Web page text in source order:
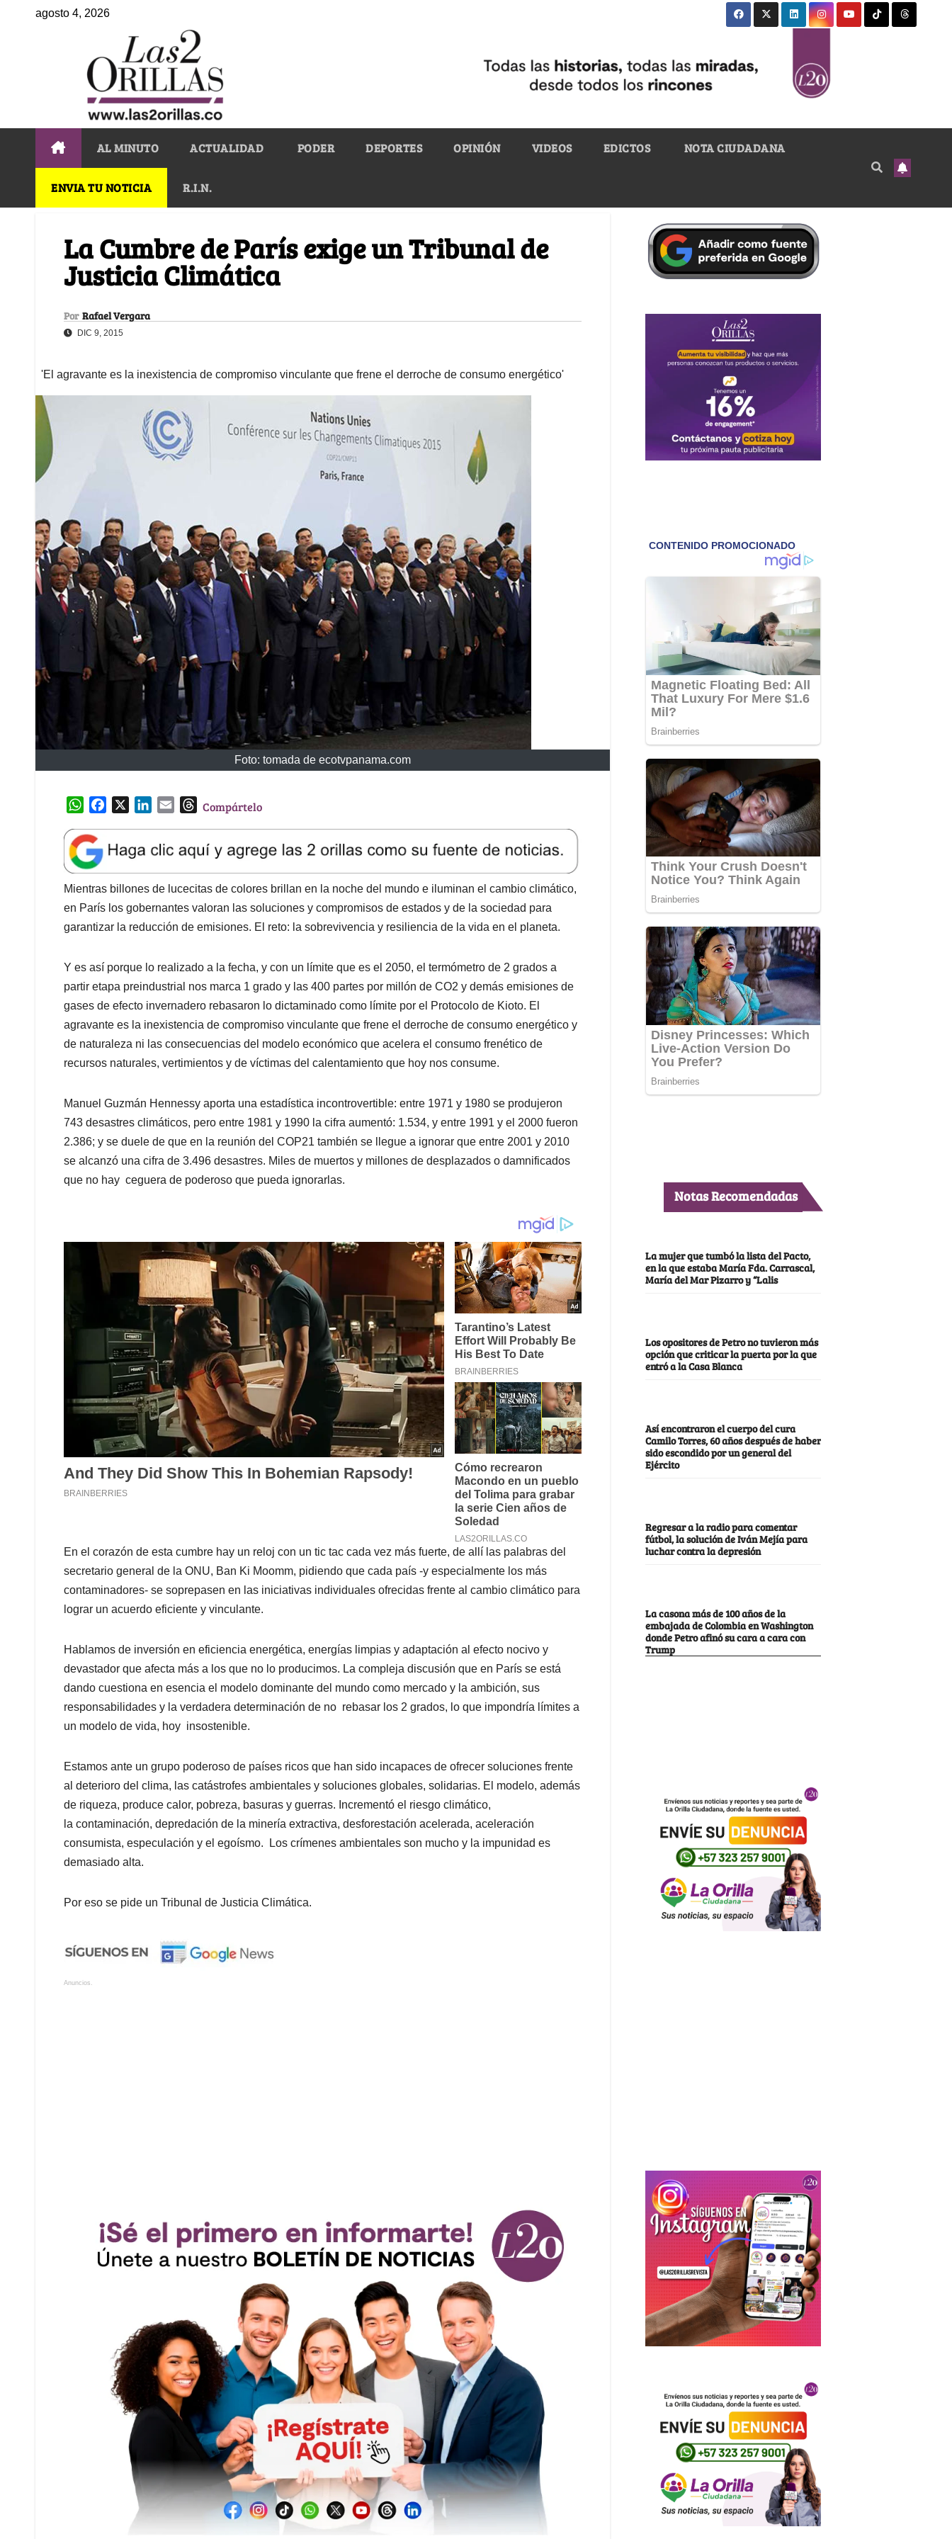
agosto 4, 2026
AL MINUTO ACTUALIDAD PODER DEPORTES OPINIÓN VIDEOS EDICTOS NOTA CIUDADANA
ENVIA TU NOTICIA R.I.N.
La Cumbre de París exige un Tribunal de
Justicia Climática
Por Rafael Vergara
DIC 9, 2015
'El agravante es la inexistencia de compromiso vinculante que frene el derroche de consumo energético'
Foto: tomada de ecotvpanama.com
W
a
t
s
A
p
p
e
b
o
o
k
k
e
d
I
n
l
T
e
a
d
s
Compártelo
Mientras billones de lucecitas de colores brillan en la noche del mundo e iluminan el cambio climático,
en París los gobernantes valoran las soluciones y compromisos de estados y de la sociedad para
garantizar la reducción de emisiones. El reto: la sobrevivencia y resiliencia de la vida en el planeta.
Y es así porque lo realizado a la fecha, y con un límite que es el 2050, el termómetro de 2 grados a
partir etapa preindustrial nos marca 1 grado y las 400 partes por millón de CO2 y demás emisiones de
gases de efecto invernadero rebasaron lo dictaminado como límite por el Protocolo de Kioto. El
agravante es la inexistencia de compromiso vinculante que frene el derroche de consumo energético y
de naturaleza ni las consecuencias del modelo económico que acelera el consumo frenético de
recursos naturales, vertimientos y de víctimas del calentamiento que hoy nos consume.
Manuel Guzmán Hennessy aporta una estadística incontrovertible: entre 1971 y 1980 se produjeron
743 desastres climáticos, pero entre 1981 y 1990 la cifra aumentó: 1.534, y entre 1991 y el 2000 fueron
2.386; y se duele de que en la reunión del COP21 también se llegue a ignorar que entre 2001 y 2010
se alcanzó una cifra de 3.496 desastres. Miles de muertos y millones de desplazados o damnificados
que no hay ceguera de poderoso que pueda ignorarlas.
En el corazón de esta cumbre hay un reloj con un tic tac cada vez más fuerte, de allí las palabras del
secretario general de la ONU, Ban Ki Moomm, pidiendo que cada país -y especialmente los más
contaminadores- se soprepasen en las iniciativas individuales ofrecidas frente al cambio climático para
lograr un acuerdo eficiente y vinculante.
Hablamos de inversión en eficiencia energética, energías limpias y adaptación al efecto nocivo y
devastador que afecta más a los que no lo producimos. La compleja discusión que en París se está
dando cuestiona en esencia el modelo dominante del mundo como mercado y la ambición, sus
responsabilidades y la verdadera determinación de no rebasar los 2 grados, lo que impondría límites a
un modelo de vida, hoy insostenible.
Estamos ante un grupo poderoso de países ricos que han sido incapaces de ofrecer soluciones frente
al deterioro del clima, las catástrofes ambientales y soluciones globales, solidarias. El modelo, además
de riqueza, produce calor, pobreza, basuras y guerras. Incrementó el riesgo climático,
la contaminación, depredación de la minería extractiva, desforestación acelerada, aceleración
consumista, especulación y el egoísmo. Los crímenes ambientales son mucho y la impunidad es
demasiado alta.
Por eso se pide un Tribunal de Justicia Climática.
Anuncios.
Notas Recomendadas
La mujer que tumbó la lista del Pacto,
en la que estaba María Fda. Carrascal,
María del Mar Pizarro y “Lalis
Los opositores de Petro no tuvieron más
opción que criticar la puerta por la que
entró a la Casa Blanca
Así encontraron el cuerpo del cura
Camilo Torres, 60 años después de haber
sido escondido por un general del
Ejército
Regresar a la radio para comentar
fútbol, la solución de Iván Mejía para
luchar contra la depresión
La casona más de 100 años de la
embajada de Colombia en Washington
donde Petro afinó su cara a cara con
Trump